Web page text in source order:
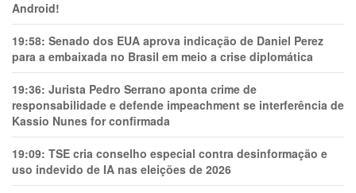
Android!
19:58: Senado dos EUA aprova indicação de Daniel Perez
para a embaixada no Brasil em meio a crise diplomática
19:36: Jurista Pedro Serrano aponta crime de
responsabilidade e defende impeachment se interferência de
Kassio Nunes for confirmada
19:09: TSE cria conselho especial contra desinformação e
uso indevido de IA nas eleições de 2026